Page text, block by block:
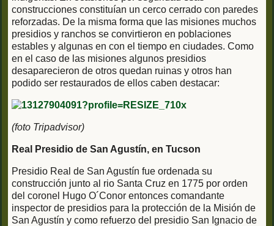
construcciones constituían un cerco cerrado con paredes
reforzadas. De la misma forma que las misiones muchos
presidios y ranchos se convirtieron en poblaciones
estables y algunas en con el tiempo en ciudades. Como
en el caso de las misiones algunos presidios
desaparecieron de otros quedan ruinas y otros han
podido ser restaurados de ellos caben destacar:
(foto Tripadvisor)
Real Presidio de San Agustín, en Tucson
Presidio Real de San Agustín fue ordenada su
construcción junto al rio Santa Cruz en 1775 por orden
del coronel Hugo O´Conor entonces comandante
inspector de presidios para la protección de la Misión de
San Agustín y como refuerzo del presidio San Ignacio de